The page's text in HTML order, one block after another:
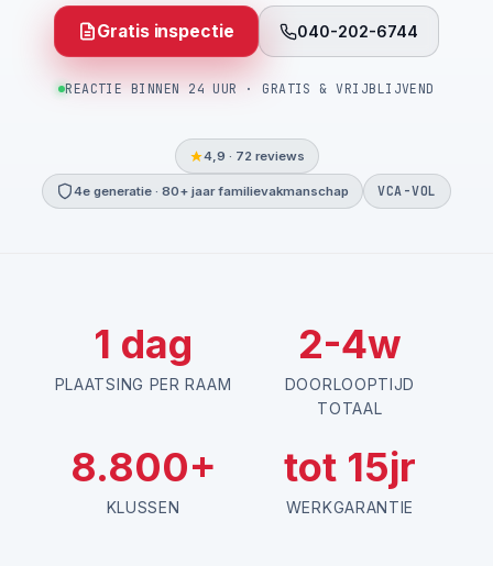
Gratis inspectie 040-202-6744
REACTIE BINNEN 24 UUR · GRATIS & VRIJBLIJVEND
4,9 · 72 reviews
4e generatie · 80+ jaar familievakmanschap VCA-VOL
1 dag
PLAATSING PER RAAM
2-4w
DOORLOOPTIJD
TOTAAL
8.800+
KLUSSEN
tot 15jr
WERKGARANTIE